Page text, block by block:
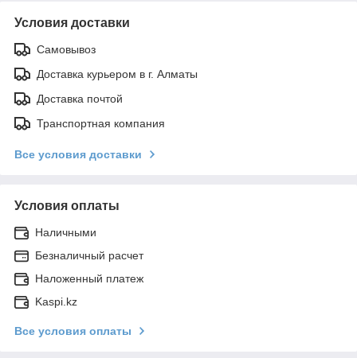
Условия доставки
Самовывоз
Доставка курьером в г. Алматы
Доставка почтой
Транспортная компания
Все условия доставки
Условия оплаты
Наличными
Безналичный расчет
Наложенный платеж
Kaspi.kz
Все условия оплаты